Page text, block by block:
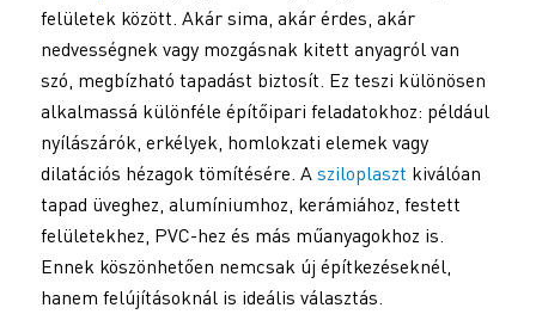
felületek között. Akár sima, akár érdes, akár
nedvességnek vagy mozgásnak kitett anyagról van
szó, megbízható tapadást biztosít. Ez teszi különösen
alkalmassá különféle építőipari feladatokhoz: például
nyílászárók, erkélyek, homlokzati elemek vagy
dilatációs hézagok tömítésére. A sziloplaszt kiválóan
tapad üveghez, alumíniumhoz, kerámiához, festett
felületekhez, PVC-hez és más műanyagokhoz is.
Ennek köszönhetően nemcsak új építkezéseknél,
hanem felújításoknál is ideális választás.